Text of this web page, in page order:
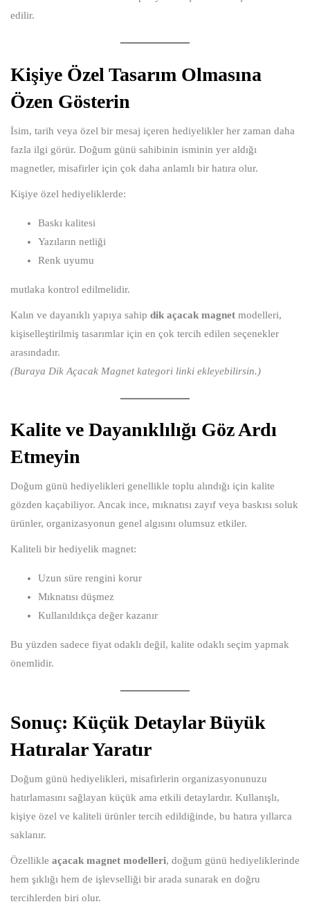
edilir.
Kişiye Özel Tasarım Olmasına
Özen Gösterin
İsim, tarih veya özel bir mesaj içeren hediyelikler her zaman daha
fazla ilgi görür. Doğum günü sahibinin isminin yer aldığı
magnetler, misafirler için çok daha anlamlı bir hatıra olur.
Kişiye özel hediyeliklerde:
Baskı kalitesi
Yazıların netliği
Renk uyumu
mutlaka kontrol edilmelidir.
Kalın ve dayanıklı yapıya sahip dik açacak magnet modelleri,
kişiselleştirilmiş tasarımlar için en çok tercih edilen seçenekler
arasındadır.
(Buraya Dik Açacak Magnet kategori linki ekleyebilirsin.)
Kalite ve Dayanıklılığı Göz Ardı
Etmeyin
Doğum günü hediyelikleri genellikle toplu alındığı için kalite
gözden kaçabiliyor. Ancak ince, mıknatısı zayıf veya baskısı soluk
ürünler, organizasyonun genel algısını olumsuz etkiler.
Kaliteli bir hediyelik magnet:
Uzun süre rengini korur
Mıknatısı düşmez
Kullanıldıkça değer kazanır
Bu yüzden sadece fiyat odaklı değil, kalite odaklı seçim yapmak
önemlidir.
Sonuç: Küçük Detaylar Büyük
Hatıralar Yaratır
Doğum günü hediyelikleri, misafirlerin organizasyonunuzu
hatırlamasını sağlayan küçük ama etkili detaylardır. Kullanışlı,
kişiye özel ve kaliteli ürünler tercih edildiğinde, bu hatıra yıllarca
saklanır.
Özellikle açacak magnet modelleri, doğum günü hediyeliklerinde
hem şıklığı hem de işlevselliği bir arada sunarak en doğru
tercihlerden biri olur.